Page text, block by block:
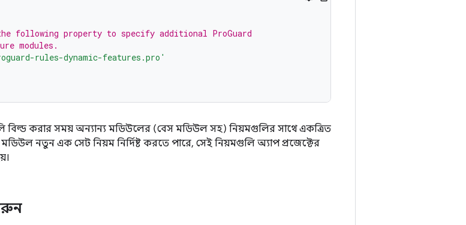
following property to specify additional ProGuard
modules.
rules-dynamic-features.pro'
বিল্ড করার সময় অন্যান্য মডিউলের (বেস মডিউল সহ) নিয়মগুলির সাথে একত্রিত
মডিউল নতুন এক সেট নিয়ম নির্দিষ্ট করতে পারে, সেই নিয়মগুলি অ্যাপ প্রজেক্টের